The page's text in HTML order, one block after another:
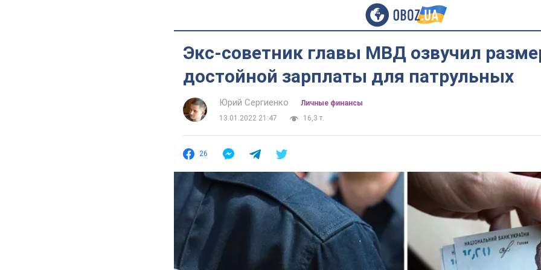
Экс-советник главы МВД озвучил
достойной зарплаты для патрульных
Юрий Сергиенко
Личные финансы
13.01.2022 21:47
16,3 т.
26